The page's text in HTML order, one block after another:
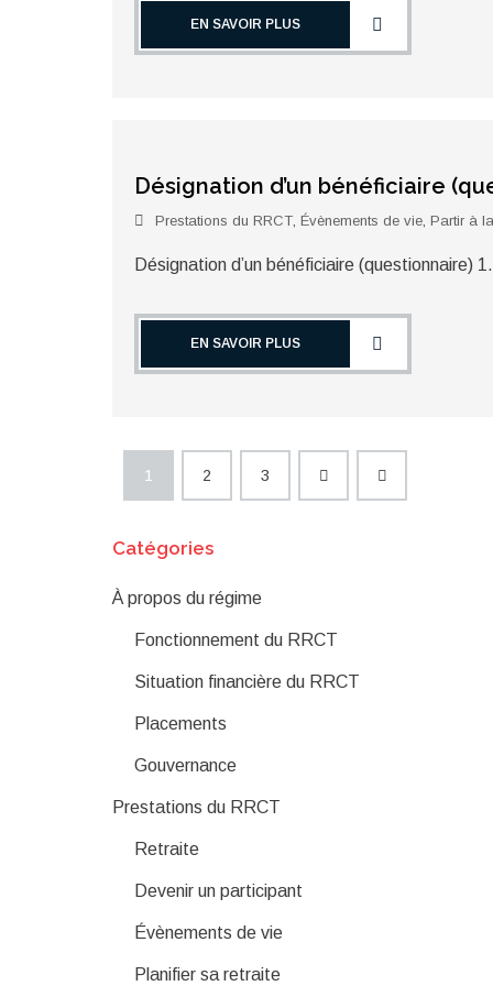
EN SAVOIR PLUS
Désignation d’un bénéficiaire
Prestations du RRCT, Évènements de vie, Partir à
Désignation d’un bénéficiaire
EN SAVOIR PLUS
1 2 3
Catégories
À propos du régime
Fonctionnement du RRCT
Situation financière du RRCT
Placements
Gouvernance
Prestations du RRCT
Retraite
Devenir un participant
Évènements de vie
Planifier sa retraite